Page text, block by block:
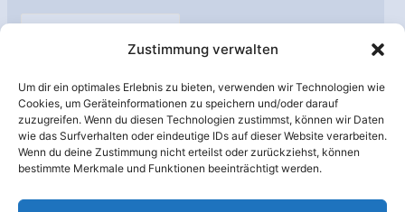
Zustimmung verwalten
Um dir ein optimales Erlebnis zu bieten, verwenden wir Technologien wie
Cookies, um Geräteinformationen zu speichern und/oder darauf
zuzugreifen. Wenn du diesen Technologien zustimmst, können wir Daten
wie das Surfverhalten oder eindeutige IDs auf dieser Website verarbeiten.
Wenn du deine Zustimmung nicht erteilst oder zurückziehst, können
bestimmte Merkmale und Funktionen beeinträchtigt werden.
A
h
i
v
Unterstützt von: